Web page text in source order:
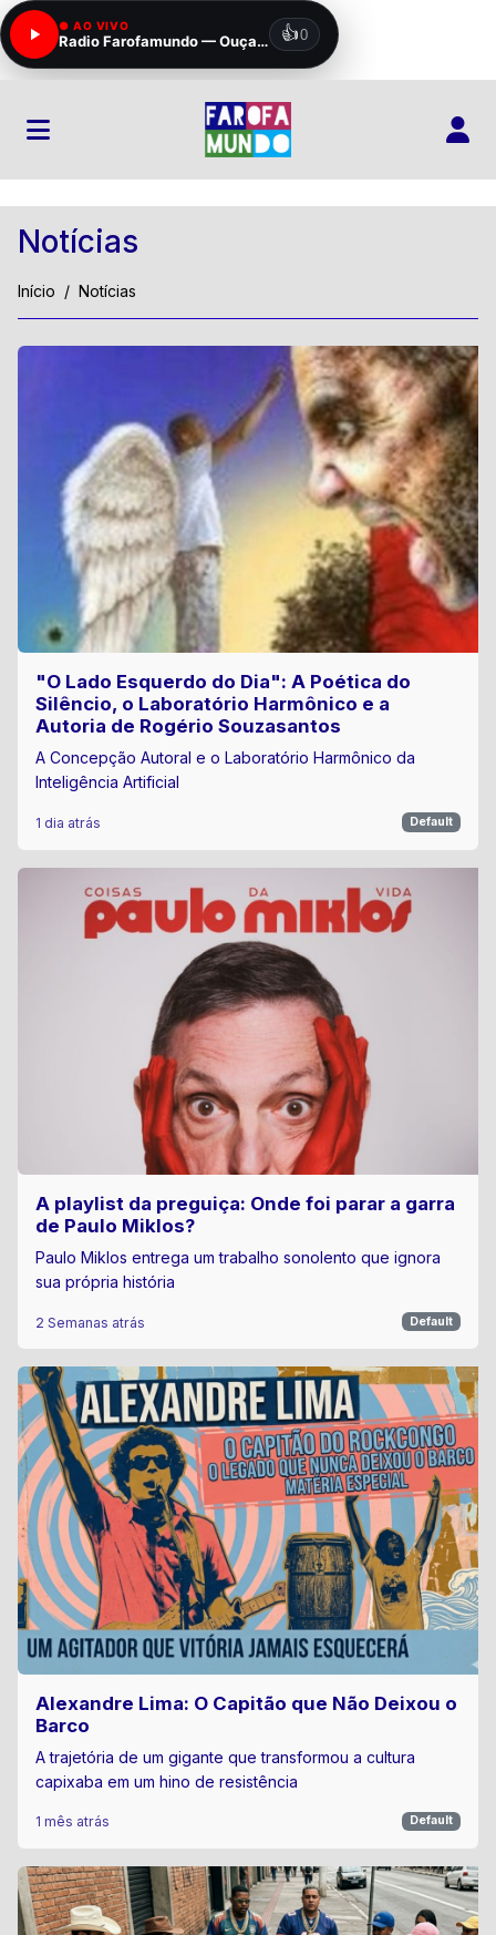
Notícias
Início Notícias
"O Lado Esquerdo do Dia": A Poética do
Silêncio, o Laboratório Harmônico e a
Autoria de Rogério Souzasantos
A Concepção Autoral e o Laboratório Harmônico da
Inteligência Artificial
1 dia atrás Default
A playlist da preguiça: Onde foi parar a garra
de Paulo Miklos?
Paulo Miklos entrega um trabalho sonolento que ignora
sua própria história
2 Semanas atrás Default
Alexandre Lima: O Capitão que Não Deixou o
Barco
A trajetória de um gigante que transformou a cultura
capixaba em um hino de resistência
1 mês atrás Default